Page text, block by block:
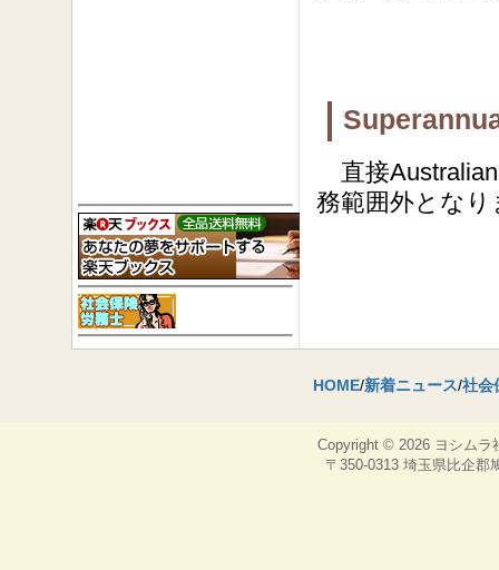
直接Australian
務範囲外となり
HOME/新着ニュース/社会
Copyright © 2026 ヨシムラ
〒350-0313 埼玉県比企郡